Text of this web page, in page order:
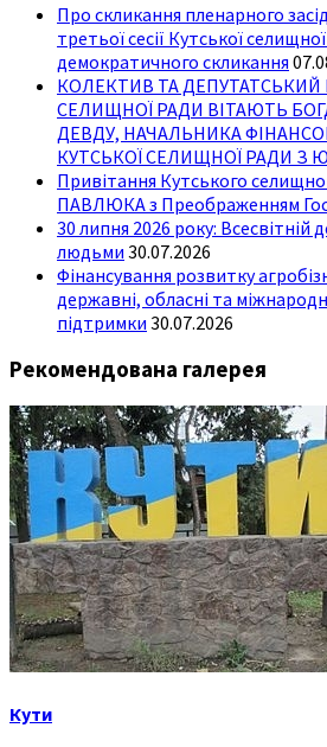
Про скликання пленарного
третьої сесії Кутської
демократичного скликання
КОЛЕКТИВ ТА ДЕПУТАТСЬКИЙ
СЕЛИЩНОЇ РАДИ ВІТАЮТЬ
ДЕВДУ, НАЧАЛЬНИКА
КУТСЬКОЇ СЕЛИЩНОЇ РАДИ З
Привітання Кутського
ПАВЛЮКА з Преображенням
30 липня 2026 року: Всесвітній
людьми 30.07.2026
Фінансування розвитку
державні, обласні та
підтримки 30.07.2026
Рекомендована галерея
Кути